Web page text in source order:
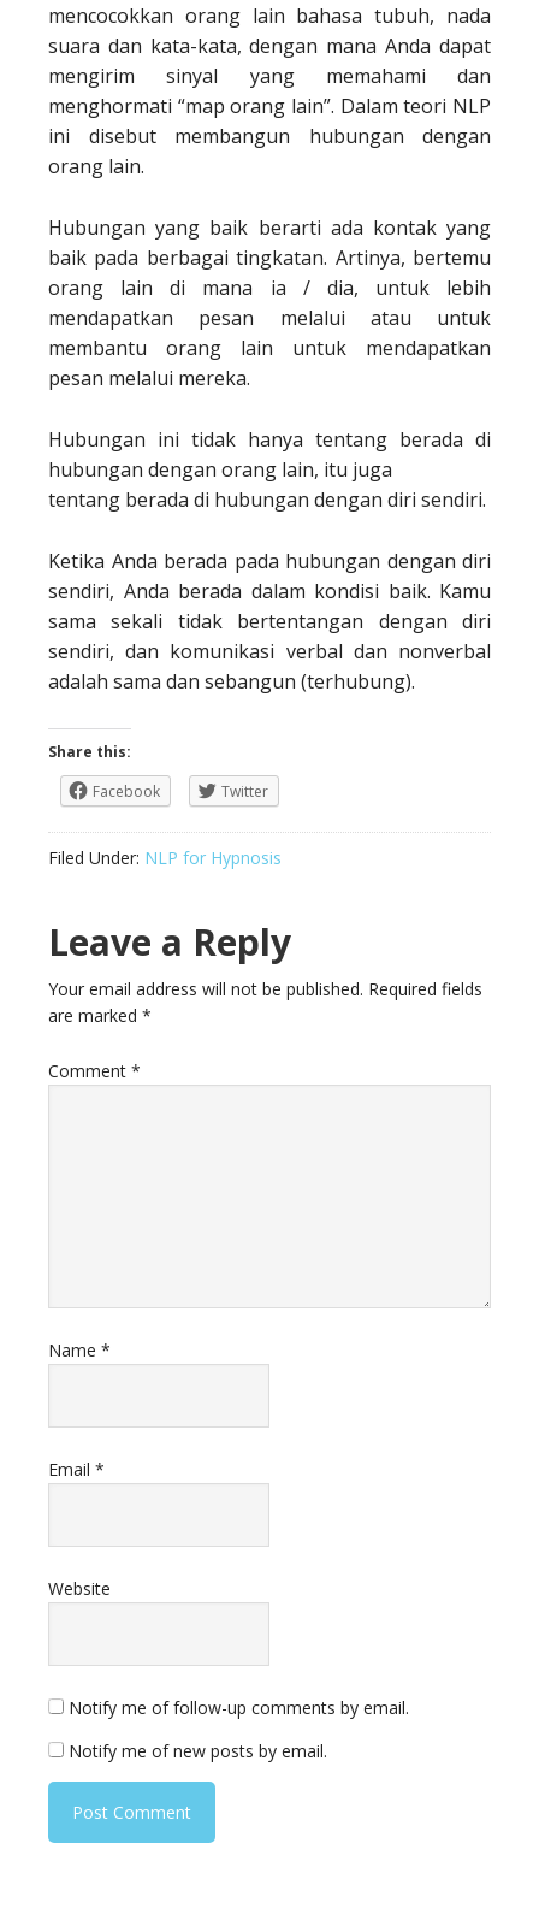
mencocokkan orang lain bahasa tubuh, nada
suara dan kata-kata, dengan mana Anda dapat
mengirim sinyal yang memahami dan
menghormati “map orang lain”. Dalam teori NLP
ini disebut membangun hubungan dengan
orang lain.
Hubungan yang baik berarti ada kontak yang
baik pada berbagai tingkatan. Artinya, bertemu
orang lain di mana ia / dia, untuk lebih
mendapatkan pesan melalui atau untuk
membantu orang lain untuk mendapatkan
pesan melalui mereka.
Hubungan ini tidak hanya tentang berada di
hubungan dengan orang lain, itu juga
tentang berada di hubungan dengan diri sendiri.
Ketika Anda berada pada hubungan dengan diri
sendiri, Anda berada dalam kondisi baik. Kamu
sama sekali tidak bertentangan dengan diri
sendiri, dan komunikasi verbal dan nonverbal
adalah sama dan sebangun (terhubung).
Share this:
Facebook
Twitter
Filed Under: NLP for Hypnosis
Leave a Reply
Your email address will not be published. Required fields
are marked *
Comment *
Name *
Email *
Website
Notify me of follow-up comments by email.
Notify me of new posts by email.